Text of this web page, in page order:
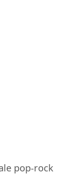
pop-rock